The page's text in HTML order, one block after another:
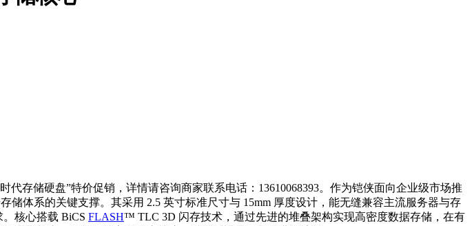
代存储硬盘”特价促销，详情请咨询商家联系电话：13610068393。作为铠侠面向企业级市场推
体系的关键支撑。其采用 2.5 英寸标准尺寸与 15mm 厚度设计，能无缝兼容主流服务器与存
核心搭载 BiCS FLASH™ TLC 3D 闪存技术，通过先进的堆叠架构实现高密度数据存储，在有